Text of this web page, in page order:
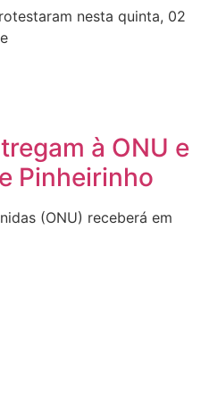
nesta quinta, 02
à ONU e
Pinheirinho
(ONU) receberá em